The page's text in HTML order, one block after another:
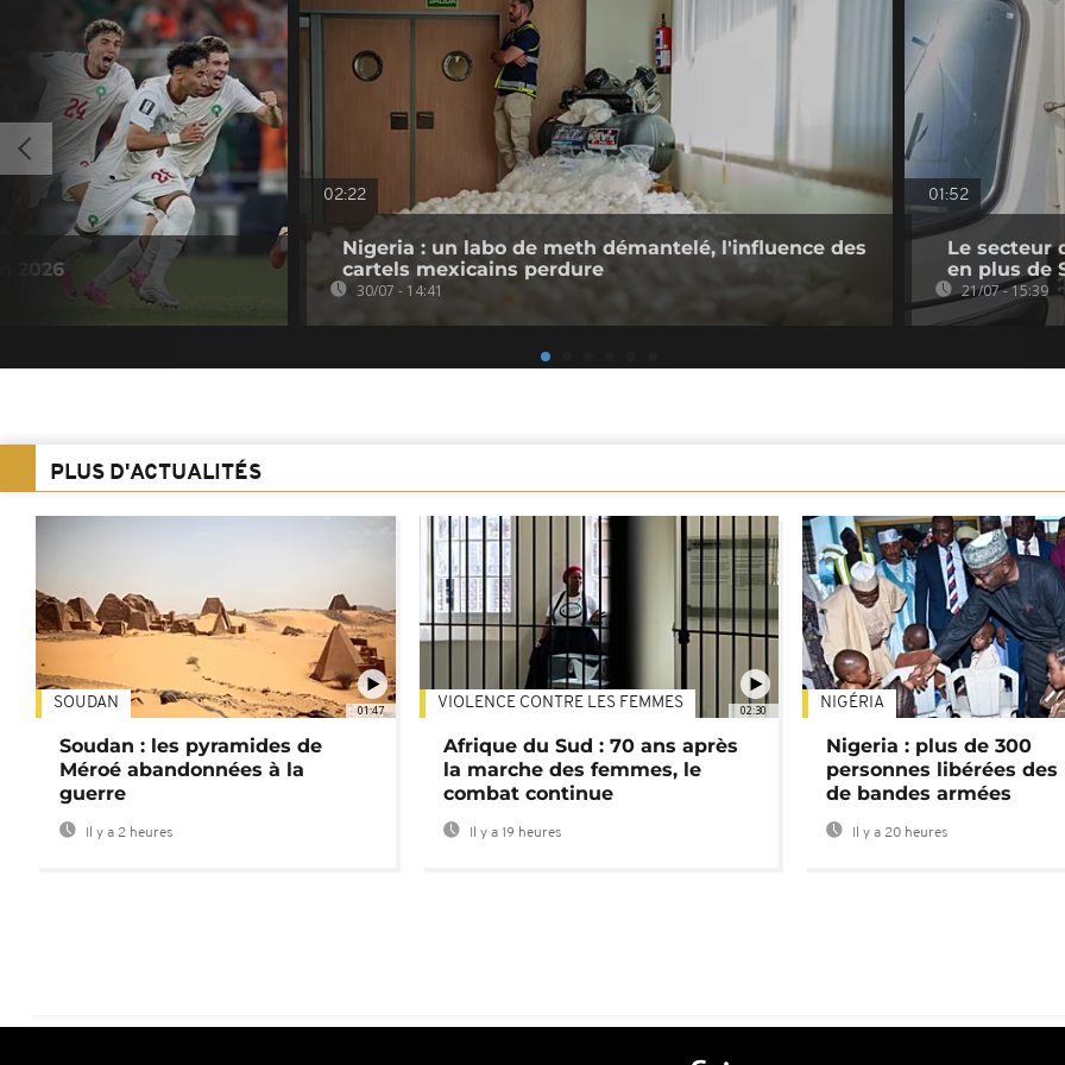
2026
02:22
Nigeria : un labo de meth démantelé, l'influence des
cartels mexicains perdure
30/07 - 14:41
01:52
Le secteur
en plus de
21/07 - 15:39
PLUS D'ACTUALITÉS
01:47
SOUDAN
Soudan : les pyramides de
Méroé abandonnées à la
guerre
Il y a 2 heures
02:30
VIOLENCE CONTRE LES FEMMES
Afrique du Sud : 70 ans après
la marche des femmes, le
combat continue
Il y a 19 heures
NIGÉRIA
Nigeria : plus de 300
personnes libérées des
de bandes armées
Il y a 20 heures